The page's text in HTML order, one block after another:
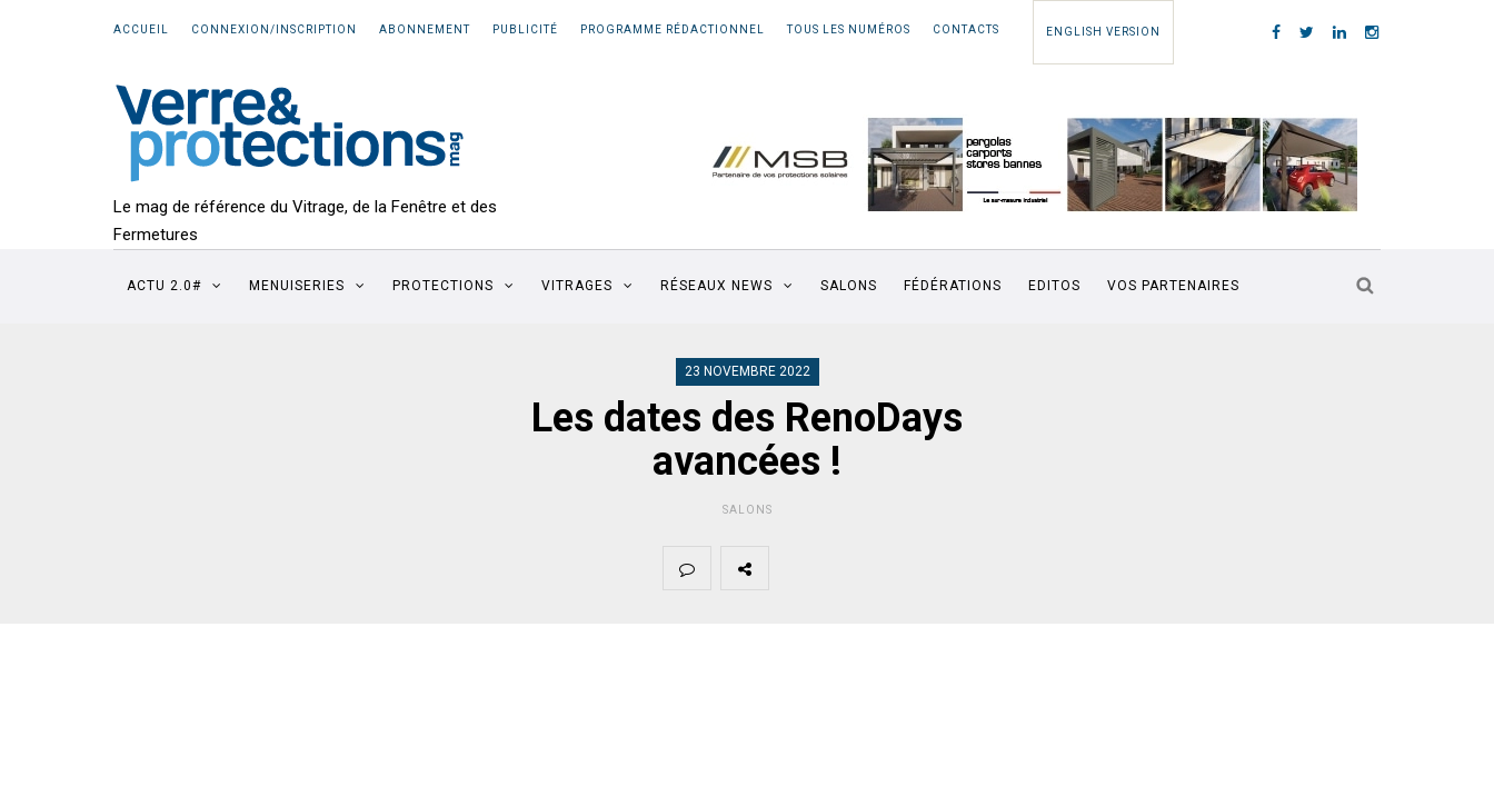
ACCUEIL CONNEXION/INSCRIPTION ABONNEMENT PUBLICITÉ PROGRAMME RÉDACTIONNEL TOUS LES NUMÉROS CONTACTS ENGLISH VERSION
Le mag de référence du Vitrage, de la Fenêtre et des
Fermetures
ACTU 2.0# MENUISERIES PROTECTIONS VITRAGES RÉSEAUX NEWS SALONS FÉDÉRATIONS EDITOS VOS PARTENAIRES
23 NOVEMBRE 2022
Les dates des RenoDays
avancées !
SALONS